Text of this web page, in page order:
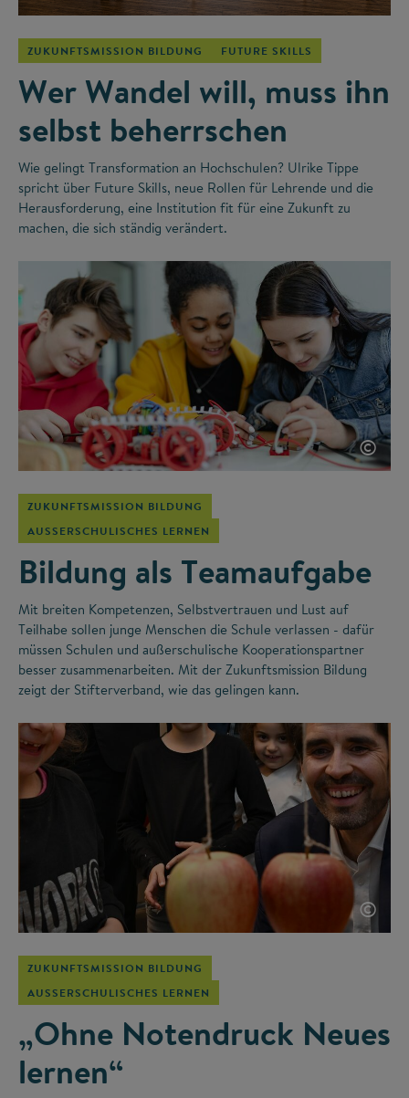
ZUKUNFTSMISSION BILDUNG FUTURE SKILLS
Wer Wandel will, muss ihn
selbst beherrschen
Wie gelingt Transformation an Hochschulen? Ulrike Tippe
spricht über Future Skills, neue Rollen für Lehrende und die
Herausforderung, eine Institution fit für eine Zukunft zu
machen, die sich ständig verändert.
©
ZUKUNFTSMISSION BILDUNG
AUSSERSCHULISCHES LERNEN
Bildung als Teamaufgabe
Mit breiten Kompetenzen, Selbstvertrauen und Lust auf
Teilhabe sollen junge Menschen die Schule verlassen - dafür
müssen Schulen und außerschulische Kooperationspartner
besser zusammenarbeiten. Mit der Zukunftsmission Bildung
zeigt der Stifterverband, wie das gelingen kann.
©
ZUKUNFTSMISSION BILDUNG
AUSSERSCHULISCHES LERNEN
„Ohne Notendruck Neues
lernen“